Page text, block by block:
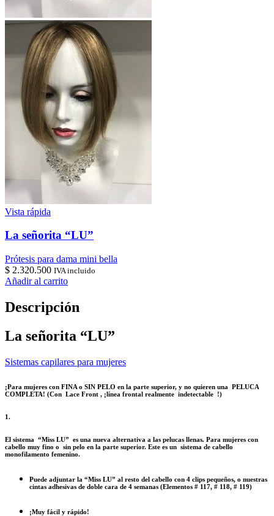
Vista rápida
La señorita “LU”
Prótesis para dama mini bella
$ 2.320.500 IVA incluido
Añadir al carrito
Descripción
La señorita “LU”
Sistemas capilares para mujeres
¡Para mujeres con FINA o SIN PELO en la parte superior, y no quieren una PELUCA
COMPLETA! (Con Lace Front , ¡línea frontal realmente indetectable !)
1.
El sistema “Miss LU” es una nueva alternativa a las pelucas llenas. Para mujeres con
cabello muy fino o sin pelo en la parte superior. Este es un sistema de cabello
monofilamento femenino.
Puede adjuntar la “Miss LU” al resto del cabello con 4 clips pequeños, o nuestras
cintas adhesivas de doble cara de 4 semanas (Elementos # 117, # 118, # 119)
¡Muy fácil y rápido!